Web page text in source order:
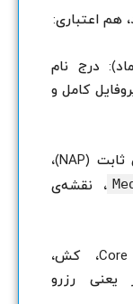
نام
کامل و
Core Web Vitals، کش،
رزرو